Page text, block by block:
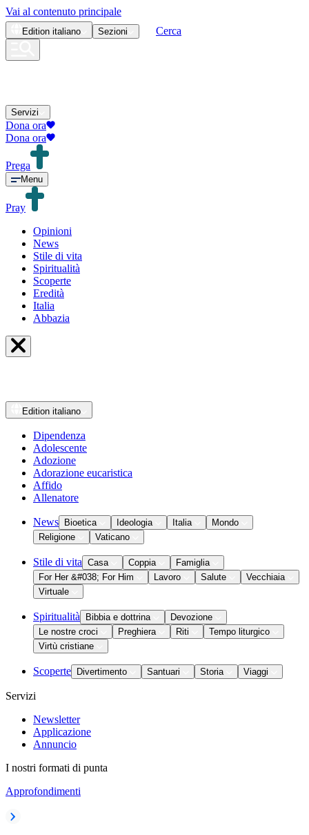
Vai al contenuto principale
Edition italiano Sezioni Cerca
Servizi
Dona ora
Dona ora
Prega
Menu
Pray
Opinioni
News
Stile di vita
Spiritualità
Scoperte
Eredità
Italia
Abbazia
Edition italiano
Dipendenza
Adolescente
Adozione
Adorazione eucaristica
Affido
Allenatore
News Bioetica Ideologia Italia
Mondo
Religione
Vaticano
Stile di vita Casa Coppia
Famiglia
For Her &#038; For Him
Lavoro Salute
Vecchiaia
Virtuale
Spiritualità Bibbia e dottrina
Devozione
Le nostre croci
Preghiera Riti
Tempo liturgico
Virtù cristiane
Scoperte Divertimento Santuari Storia Viaggi
Servizi
Newsletter
Applicazione
Annuncio
I nostri formati di punta
Approfondimenti